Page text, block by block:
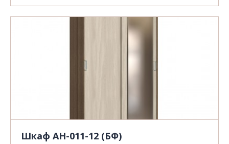
Шкаф АН-011-12 (БФ)